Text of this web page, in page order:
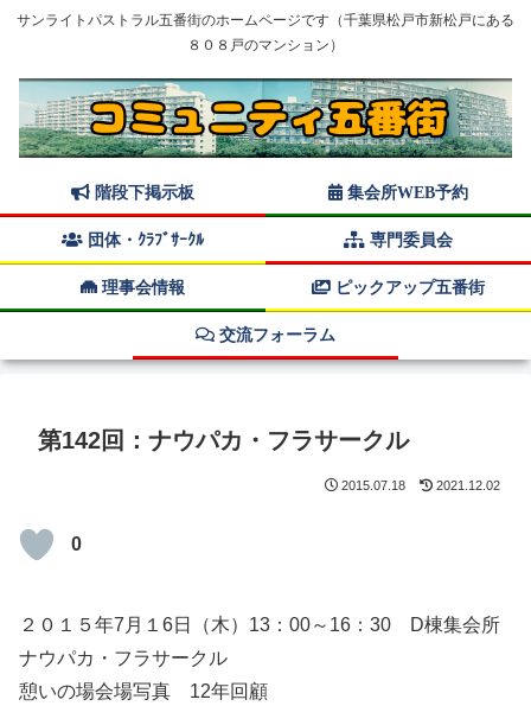
サンライトパストラル五番街のホームページです（千葉県松戸市新松戸にある
８０８戸のマンション）
階段下掲示板 集会所WEB予約
団体・ｸﾗﾌﾞｻｰｸﾙ 専門委員会
理事会情報 ピックアップ五番街
交流フォーラム
第142回：ナウパカ・フラサークル
2015.07.18 2021.12.02
0
２０１５年7月１6日（木）13：00～16：30 D棟集会所
ナウパカ・フラサークル
憩いの場会場写真 12年回顧